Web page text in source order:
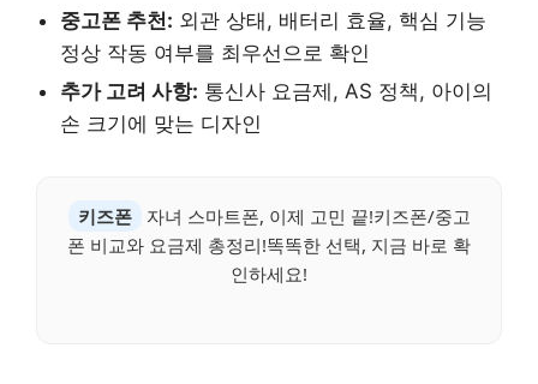
중고폰 추천: 외관 상태, 배터리 효율, 핵심 기능
정상 작동 여부를 최우선으로 확인
추가 고려 사항: 통신사 요금제, AS 정책, 아이의
손 크기에 맞는 디자인
키즈폰
자녀 스마트폰, 이제 고민 끝!키즈폰/중고
폰 비교와 요금제 총정리!똑똑한 선택, 지금 바로 확
인하세요!